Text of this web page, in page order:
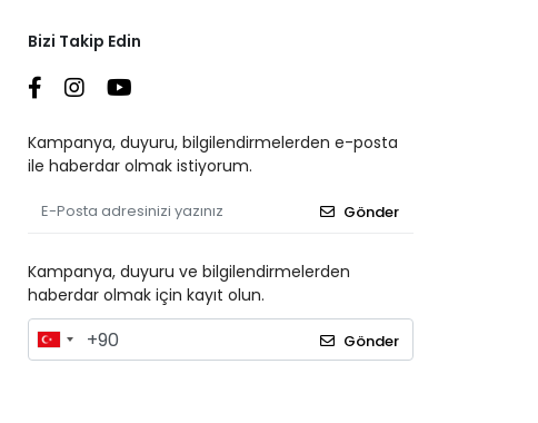
Bizi Takip Edin
Kampanya, duyuru, bilgilendirmelerden e-posta
ile haberdar olmak istiyorum.
Gönder
Kampanya, duyuru ve bilgilendirmelerden
haberdar olmak için kayıt olun.
Gönder